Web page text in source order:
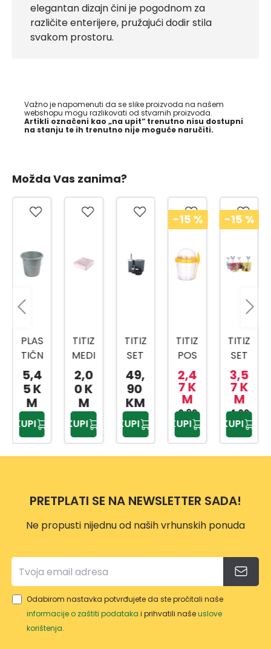
elegantan dizajn čini je pogodnom za
različite enterijere, pružajući dodir stila
svakom prostoru.
Važno je napomenuti da se slike proizvoda na našem
webshopu mogu razlikovati od stvarnih proizvoda.
Artikli označeni kao „na upit“ trenutno nisu dostupni
na stanju te ih trenutno nije moguće naručiti.
Možda Vas zanima?
PLAS
TIČN
A
KANT
A SA
MET
ALNO
M
DRŠK
5,4
5 K
M
KUPI
TITIZ
MEDI
CINS
KI
BOX
AP-
9159
2,0
0 K
M
KUPI
TITIZ
SET
ZA
KUPA
TILO
PRIW
EX
TP-
557
49,
90
KM
KUPI
-15 %
TITIZ
POS
UDA
ZA
BEBI
HRA
NU
500
ML
2,4
7 K
M
2,90
KM
KUPI
-15 %
TITIZ
SET
ZA
SLAD
OLED
AP-
9425
3,5
7 K
M
4,20
KM
KUPI
PRETPLATI SE NA NEWSLETTER SADA!
Ne propusti nijednu od naših vrhunskih ponuda
Odabirom nastavka potvrđujete da ste pročitali naše
informacije o zaštiti podataka i prihvatili našeuslove
korištenja.